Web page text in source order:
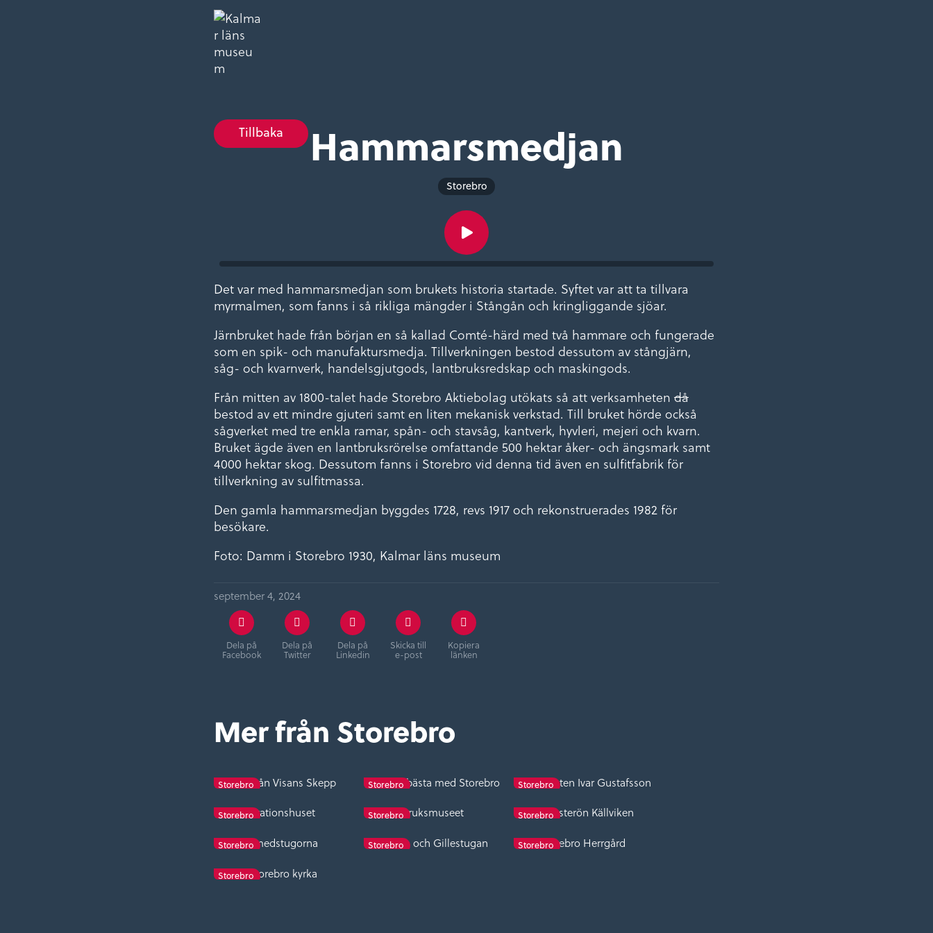
Tillbaka Hammarsmedjan
Storebro
Det var med hammarsmedjan som brukets historia startade. Syftet var att ta tillvara
myrmalmen, som fanns i så rikliga mängder i Stångån och kringliggande sjöar.
Järnbruket hade från början en så kallad Comté-härd med två hammare och fungerade
som en spik- och manufaktursmedja. Tillverkningen bestod dessutom av stångjärn,
såg- och kvarnverk, handelsgjutgods, lantbruksredskap och maskingods.
Från mitten av 1800-talet hade Storebro Aktiebolag utökats så att verksamheten då
bestod av ett mindre gjuteri samt en liten mekanisk verkstad. Till bruket hörde också
sågverket med tre enkla ramar, spån- och stavsåg, kantverk, hyvleri, mejeri och kvarn.
Bruket ägde även en lantbruksrörelse omfattande 500 hektar åker- och ängsmark samt
4000 hektar skog. Dessutom fanns i Storebro vid denna tid även en sulfitfabrik för
tillverkning av sulfitmassa.
Den gamla hammarsmedjan byggdes 1728, revs 1917 och rekonstruerades 1982 för
besökare.
Foto: Damm i Storebro 1930, Kalmar läns museum
september 4, 2024
Dela på
Facebook
Dela på
Twitter
Dela på
Linkedin
Skicka till
e-post
Kopiera
länken
Mer från Storebro
Storebro
Visa från Visans Skepp Storebro
Barnens bästa med Storebro Storebro
Disponenten Ivar Gustafsson
StorebroStationshuset StorebroBruksmuseet Storebro
Semesterön Källviken
StorebroSmedstugorna Storebro
Parken och Gillestugan StorebroStorebro Herrgård
StorebroStorebro kyrka